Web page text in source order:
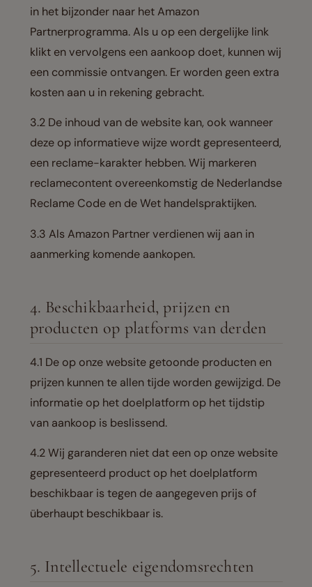
in het bijzonder naar het Amazon
Partnerprogramma. Als u op een dergelijke link
klikt en vervolgens een aankoop doet, kunnen wij
een commissie ontvangen. Er worden geen extra
kosten aan u in rekening gebracht.
3.2 De inhoud van de website kan, ook wanneer
deze op informatieve wijze wordt gepresenteerd,
een reclame-karakter hebben. Wij markeren
reclamecontent overeenkomstig de Nederlandse
Reclame Code en de Wet handelspraktijken.
3.3 Als Amazon Partner verdienen wij aan in
aanmerking komende aankopen.
4. Beschikbaarheid, prijzen en
producten op platforms van derden
4.1 De op onze website getoonde producten en
prijzen kunnen te allen tijde worden gewijzigd. De
informatie op het doelplatform op het tijdstip
van aankoop is beslissend.
4.2 Wij garanderen niet dat een op onze website
gepresenteerd product op het doelplatform
beschikbaar is tegen de aangegeven prijs of
überhaupt beschikbaar is.
5. Intellectuele eigendomsrechten